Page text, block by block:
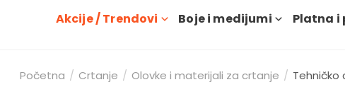
Akcije / Trendovi Boje i medijumi Platna i
Početna / Crtanje / Olovke i materijali za crtanje / Tehničko